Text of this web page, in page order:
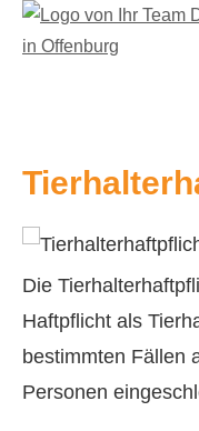
Die
Haft­pflicht als
bestimmten Fällen
Per­sonen